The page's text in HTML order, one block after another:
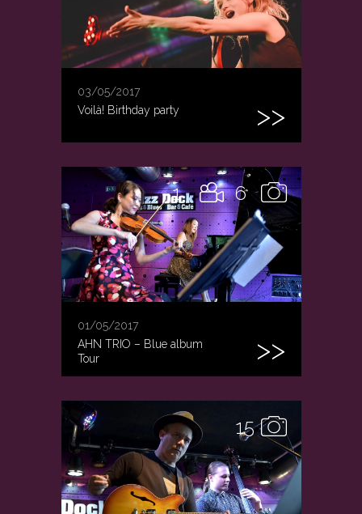
03/05/2017
Voilà! Birthday party
6
1
01/05/2017
AHN TRIO – Blue album
Tour
15